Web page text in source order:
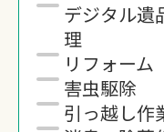
デジタル遺
理
リフォーム
害虫駆除
引っ越し作